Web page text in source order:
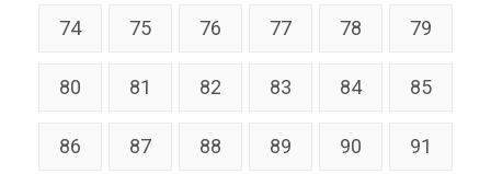
74 75 76 77 78 79
80 81 82 83 84 85
86 87 88 89 90 91